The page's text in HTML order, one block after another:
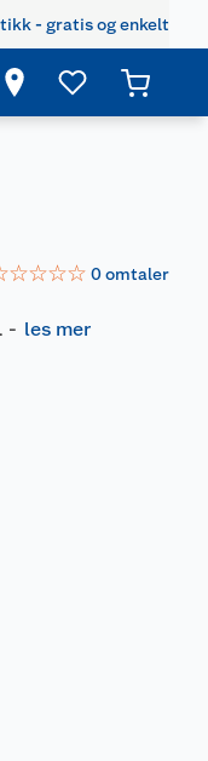
- gratis og enkelt
☆☆☆☆ 0omtaler
- les mer